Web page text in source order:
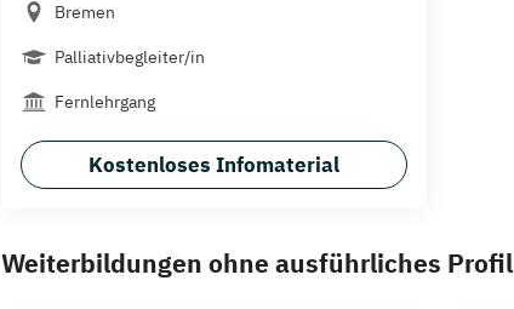
Bremen
Palliativbegleiter/in
Fernlehrgang
Kostenloses Infomaterial
Weiterbildungen ohne ausführliches Profil